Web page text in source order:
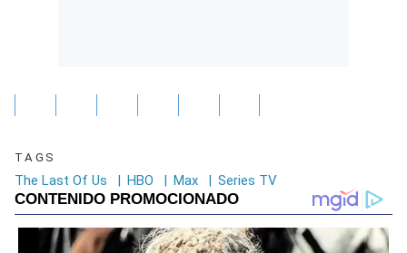
TAGS
The Last Of Us | HBO | Max | Series TV